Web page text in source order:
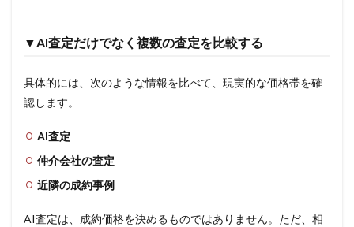
▼AI査定だけでなく複数の査定を比較する
具体的には、次のような情報を比べて、現実的な価格帯を確
認します。
AI査定
仲介会社の査定
近隣の成約事例
AI査定は、成約価格を決めるものではありません。ただ、相